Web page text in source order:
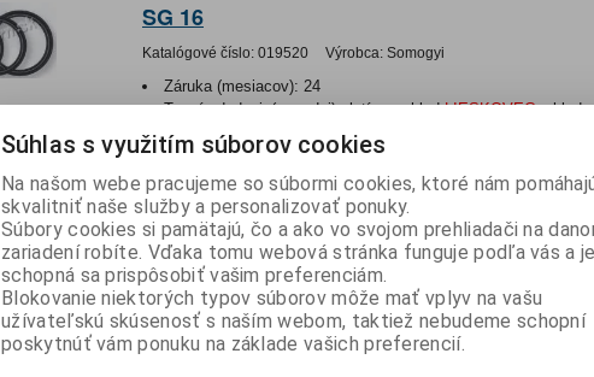
SG 16
Katalógové číslo: 019520 Výrobca: Somogyi
Záruka (mesiacov): 24
Termín dodania(prac.dni)-platí pre skladLIESKOVEC:
Hmotnosť:
Hmotnosť balenia: 0,0038 kg
EAN:2220332000051
Záves k reproduktorom s vonkajším priemerom 165mm
15,5cm Vnútorný priemer 11cm Hrub...
SG 25
Katalógové číslo:019514 Výrobca:Somogyi
Záruka (mesiacov): 24
Súhlas s využitím súborov cookies
Na našom webe pracujeme so súbormi cookies, ktoré nám
skvalitniť naše služby a personalizovať ponuky.
Súbory cookies si pamätajú, čo a ako vo svojom prehliadači na
zariadení robíte. Vďaka tomu webová stránka funguje podľa vás a je
schopná sa prispôsobiť vašim preferenciám.
Blokovanie niektorých typov súborov môže mať vplyv na vašu
užívateľskú skúsenosť s naším webom, taktiež nebudeme schopní
poskytnúť vám ponuku na základe vašich preferencií.